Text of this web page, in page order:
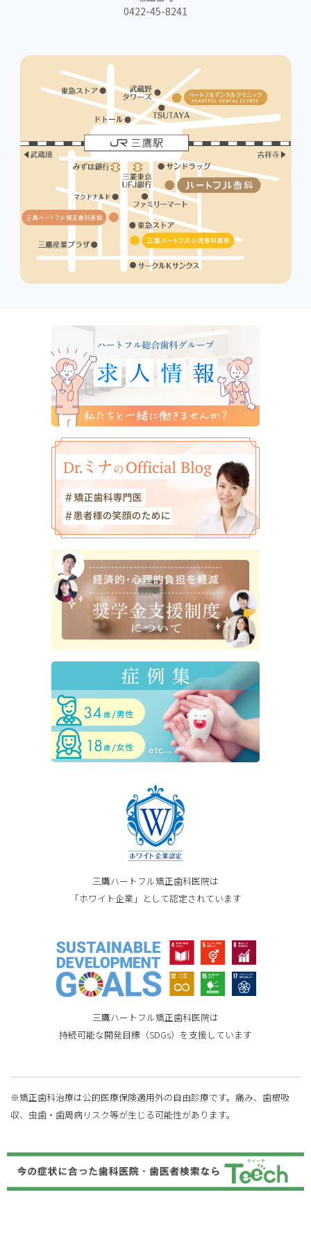
0422-45-8241
三鷹ハートフル矯正歯科医院は
「ホワイト企業」として認定されています
三鷹ハートフル矯正歯科医院は
持続可能な開発目標（SDGs）を支援しています
※矯正歯科治療は公的医療保険適用外の自由診療です。痛み、歯根吸
収、虫歯・歯周病リスク等が生じる可能性があります。